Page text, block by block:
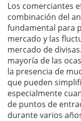
Los comerciantes
combinación del
fundamental para
mercado y las
mercado de
mayoría de las
la presencia de
que pueden
especialmente
de puntos de
durante varios